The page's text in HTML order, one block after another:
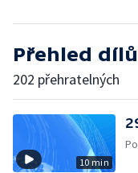
Přehled dílů
202 přehratelných
10 min